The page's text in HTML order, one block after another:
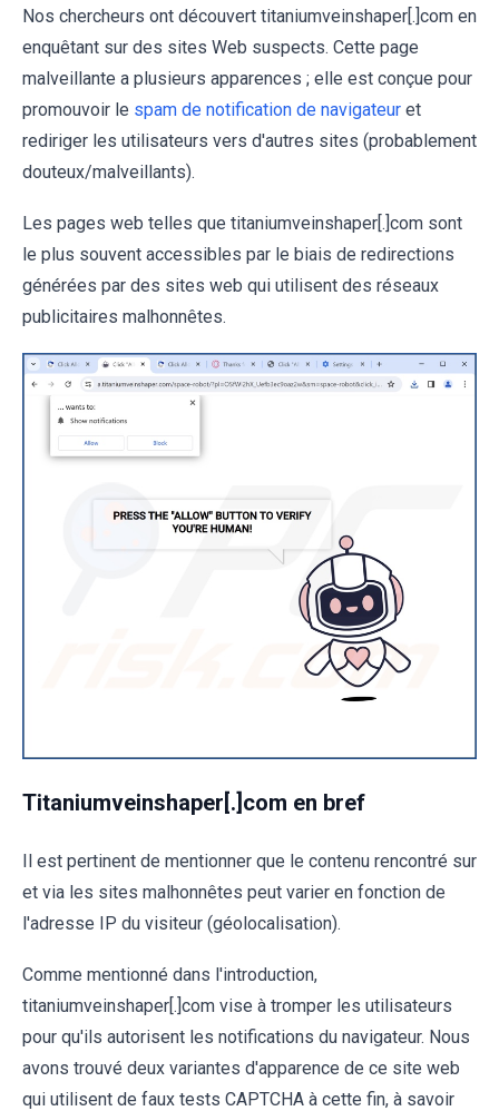
Nos chercheurs ont découvert titaniumveinshaper[.]com en
enquêtant sur des sites Web suspects. Cette page
malveillante a plusieurs apparences ; elle est conçue pour
promouvoir le spam de notification de navigateur et
rediriger les utilisateurs vers d'autres sites (probablement
douteux/malveillants).
Les pages web telles que titaniumveinshaper[.]com sont
le plus souvent accessibles par le biais de redirections
générées par des sites web qui utilisent des réseaux
publicitaires malhonnêtes.
Titaniumveinshaper[.]com en bref
Il est pertinent de mentionner que le contenu rencontré sur
et via les sites malhonnêtes peut varier en fonction de
l'adresse IP du visiteur (géolocalisation).
Comme mentionné dans l'introduction,
titaniumveinshaper[.]com vise à tromper les utilisateurs
pour qu'ils autorisent les notifications du navigateur. Nous
avons trouvé deux variantes d'apparence de ce site web
qui utilisent de faux tests CAPTCHA à cette fin, à savoir